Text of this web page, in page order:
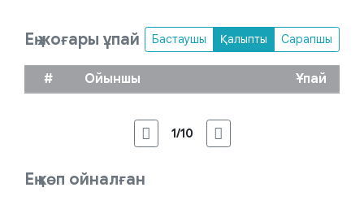
Ең жоғары ұпай Бастаушы Қалыпты Сарапшы
# Ойыншы Ұпай
1/10
Ең көп ойналған